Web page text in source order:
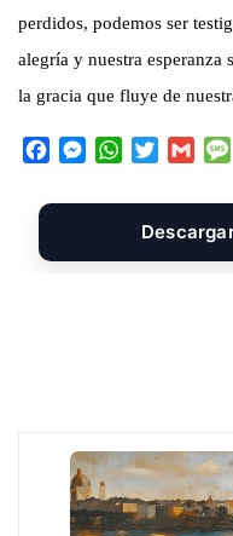
perdidos, podemos ser
alegría y nuestra
la gracia que fluye de
c
b
M
s
e
W
a
s
i
t
t
G
a
i
l